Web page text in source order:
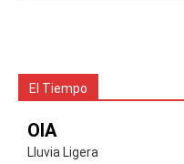
El Tiempo
OIA
Lluvia Ligera